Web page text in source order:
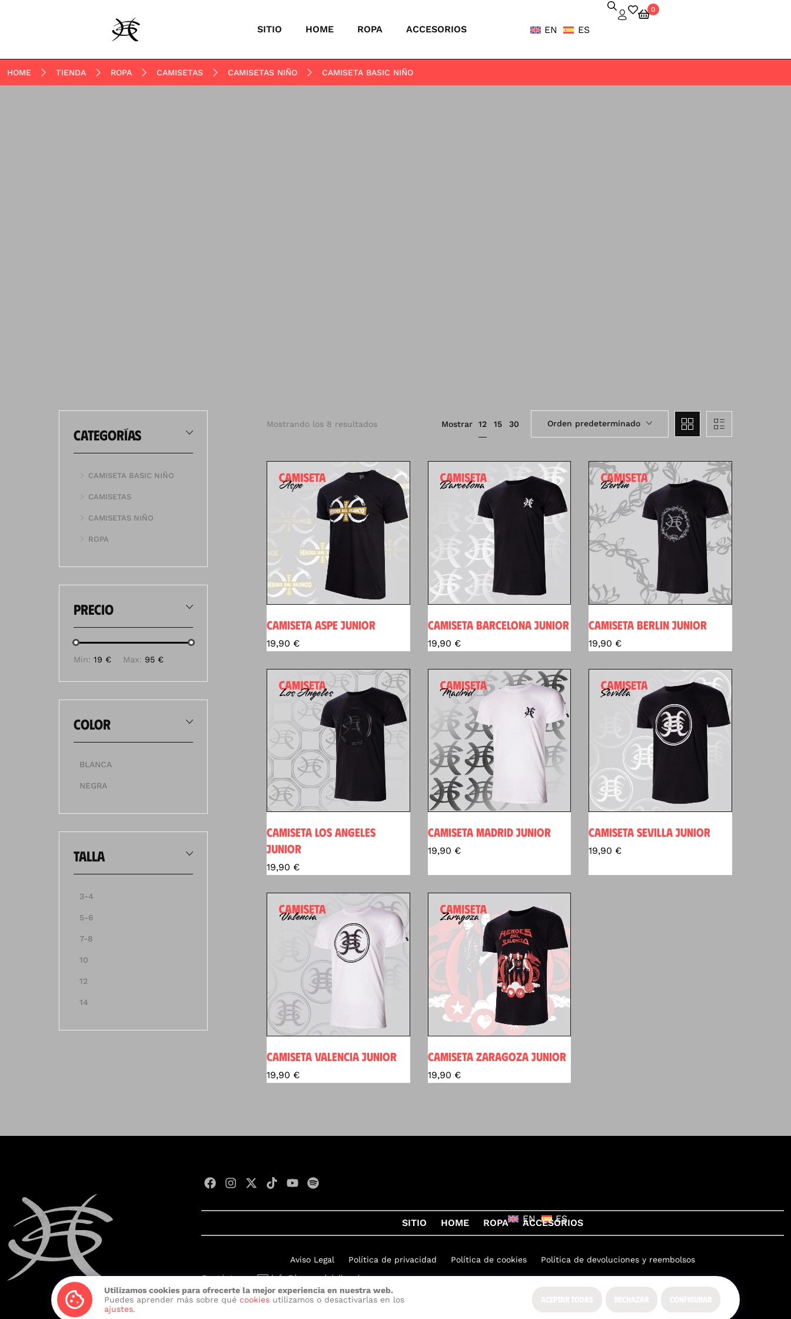
SITIO HOME ROPA ACCESORIOS EN ES
0
HOME TIENDA ROPA CAMISETAS CAMISETAS NIÑO CAMISETA BASIC NIÑO
categorías
CAMISETA BASIC NIÑO
CAMISETAS
CAMISETAS NIÑO
ROPA
precio
Min: 19 € Max: 95 €
color
BLANCA
NEGRA
talla
3-4
5-6
7-8
10
12
14
Mostrando los 8 resultados Mostrar 12 15 30 Orden predeterminado
CAMISETA ASPE JUNIOR
19,90 €
CAMISETA BARCELONA JUNIOR
19,90 €
CAMISETA BERLIN JUNIOR
19,90 €
CAMISETA LOS ANGELES
JUNIOR
19,90 €
CAMISETA MADRID JUNIOR
19,90 €
CAMISETA SEVILLA JUNIOR
19,90 €
CAMISETA VALENCIA JUNIOR
19,90 €
CAMISETA ZARAGOZA JUNIOR
19,90 €
SITIO HOME ROPA ACCESORIOS
EN ES
Aviso Legal Política de privacidad Política de cookies
Política de devoluciones y reembolsos
Contáctanos:
Desarrollado con Rock
porQuelinka
Utilizamos cookies para ofrecerte la mejor experiencia en nuestra web.
Puedes aprender más sobre qué cookies utilizamos o desactivarlas en los
ajustes.